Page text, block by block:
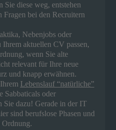
Sie diese weg, entstehen
bei den Recruitern
Nebenjobs oder
aktuellen CV passen,
wenn Sie alte
relevant für Ihre neue
und knapp erwähnen.
Lebenslauf “natürliche”
Sabbaticals oder
Sie dazu! Gerade in der IT
sind berufslose Phasen und
Ordnung.